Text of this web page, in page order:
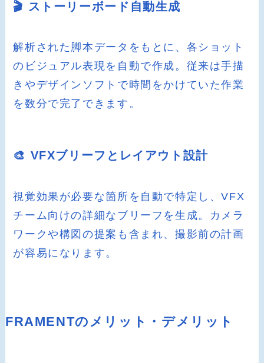
🎬 ストーリーボード自動生成
解析された脚本データをもとに、各ショット
のビジュアル表現を自動で作成。従来は手描
きやデザインソフトで時間をかけていた作業
を数分で完了できます。
🎨 VFXブリーフとレイアウト設計
視覚効果が必要な箇所を自動で特定し、VFX
チーム向けの詳細なブリーフを生成。カメラ
ワークや構図の提案も含まれ、撮影前の計画
が容易になります。
FRAMENTのメリット・デメリット